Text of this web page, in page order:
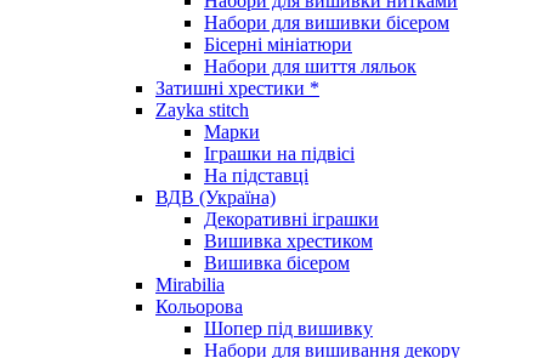
Набори для вишивки бісером
Бісерні мініатюри
Набори для шиття ляльок
Затишні хрестики *
Zayka stitch
Марки
Іграшки на підвісі
На підставці
ВДВ (Україна)
Декоративні іграшки
Вишивка хрестиком
Вишивка бісером
Mirabilia
Кольорова
Шопер під вишивку
Набори для вишивання декору